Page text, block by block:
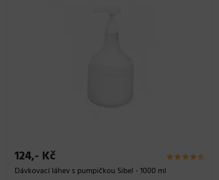
124,- Kč
Dávkovací láhev s pumpičkou Sibel - 1000 ml